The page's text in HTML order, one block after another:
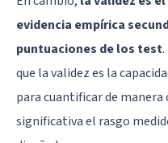
evidencia empírica
puntuaciones de los test
que la validez es la
para cuantificar de manera
significativa el rasgo